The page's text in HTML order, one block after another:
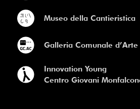
Museo della Cantieristica
Galleria Comunale
Innovation Young
Centro Giovani